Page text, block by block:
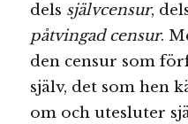
dels självcensur,
påtvingad censur.
den censur som
själv, det som hen
om och utesluter